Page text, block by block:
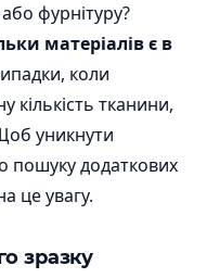
фурнітуру?
матеріалів є в
коли
тканини,
уникнути
пошуку додаткових
це увагу.
зразку